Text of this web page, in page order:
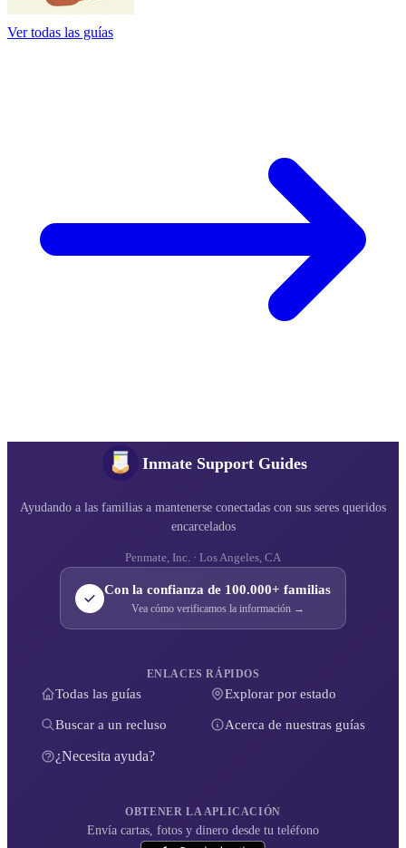
Ver todas las guías
Inmate Support Guides
Ayudando a las familias a mantenerse conectadas con sus seres queridos
encarcelados
Penmate, Inc. · Los Angeles, CA
Con la confianza de 100.000+ familias
Vea cómo verificamos la información →
ENLACES RÁPIDOS
Todas las guías Explorar por estado
Buscar a un recluso Acerca de nuestras guías
¿Necesita ayuda?
OBTENER LA APLICACIÓN
Envía cartas, fotos y dinero desde tu teléfono